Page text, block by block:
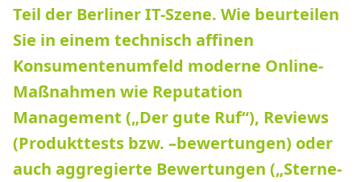
Teil der Berliner IT-Szene. Wie beurteilen
Sie in einem technisch affinen
Konsumentenumfeld moderne Online-
Maßnahmen wie Reputation
Management („Der gute Ruf“), Reviews
(Produkttests bzw. –bewertungen) oder
auch aggregierte Bewertungen („Sterne-